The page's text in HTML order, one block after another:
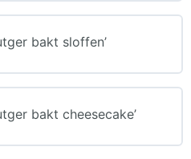
bakt sloffen’
bakt cheesecake’